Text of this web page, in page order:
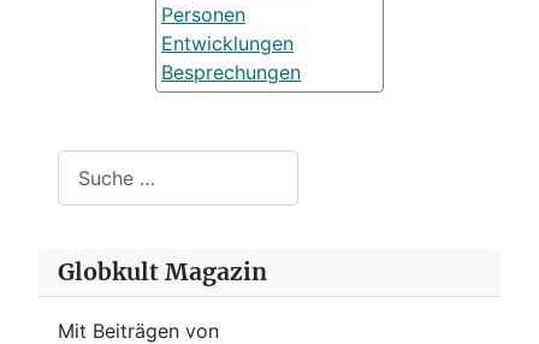
Personen
Entwicklungen
Besprechungen
Globkult Magazin
Mit Beiträgen von